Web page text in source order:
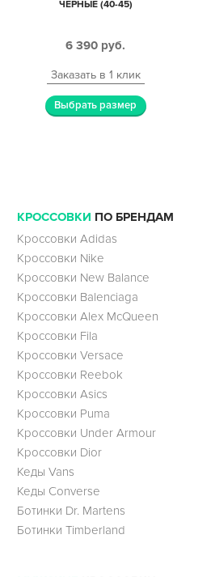
ЧЕРНЫЕ (40-45)
6 390 руб.
Заказать в 1 клик
Выбрать размер
КРОССОВКИ ПО БРЕНДАМ
Кроссовки Adidas
Кроссовки Nike
Кроссовки New Balance
Кроссовки Balenciaga
Кроссовки Alex McQueen
Кроссовки Fila
Кроссовки Versace
Кроссовки Reebok
Кроссовки Asics
Кроссовки Puma
Кроссовки Under Armour
Кроссовки Dior
Кеды Vans
Кеды Converse
Ботинки Dr. Martens
Ботинки Timberland